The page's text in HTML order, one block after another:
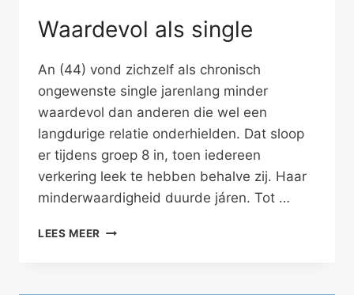
Waardevol als single
An (44) vond zichzelf als chronisch
ongewenste single jarenlang minder
waardevol dan anderen die wel een
langdurige relatie onderhielden. Dat sloop
er tijdens groep 8 in, toen iedereen
verkering leek te hebben behalve zij. Haar
minderwaardigheid duurde járen. Tot …
LEES MEER WAARDEVOL